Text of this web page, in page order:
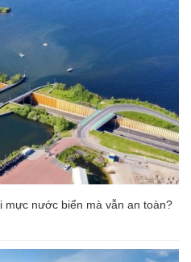
nước biển mà vẫn an toàn?